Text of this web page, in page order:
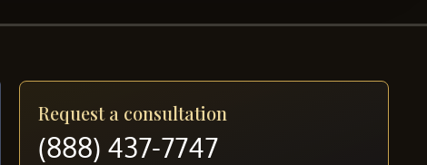
Request a consultation
(888) 437-7747